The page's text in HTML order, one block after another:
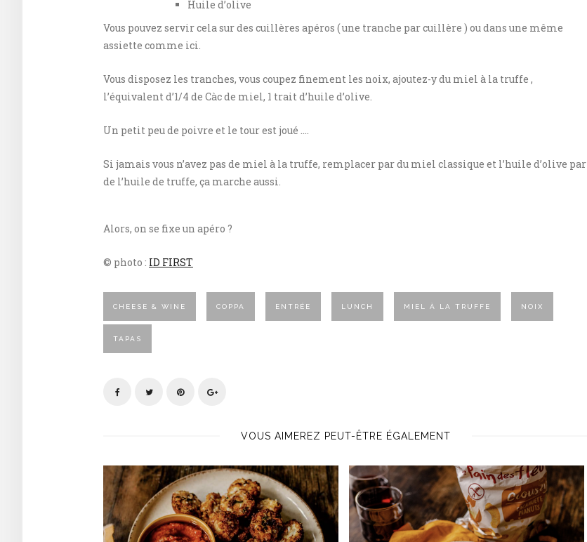
Huile d’olive
Vous pouvez servir cela sur des cuillères apéros ( une tranche par cuillère ) ou dans une même
assiette comme ici.
Vous disposez les tranches, vous coupez finement les noix, ajoutez-y du miel à la truffe ,
l’équivalent d’1/4 de Càc de miel, 1 trait d’huile d’olive.
Un petit peu de poivre et le tour est joué ….
Si jamais vous n’avez pas de miel à la truffe, remplacer par du miel classique et l’huile d’olive par
de l’huile de truffe, ça marche aussi.
Alors, on se fixe un apéro ?
© photo : ID FIRST
CHEESE & WINE COPPA ENTRÉE LUNCH MIEL À LA TRUFFE NOIX
TAPAS
VOUS AIMEREZ PEUT-ÊTRE ÉGALEMENT